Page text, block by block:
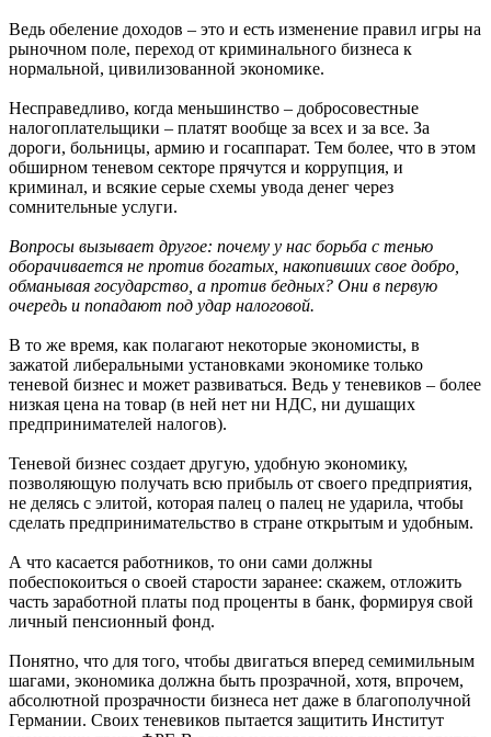
Ведь обеление доходов – это и есть изменение правил игры на
рыночном поле, переход от криминального бизнеса к
нормальной, цивилизованной экономике.
Несправедливо, когда меньшинство – добросовестные
налогоплательщики – платят вообще за всех и за все. За
дороги, больницы, армию и госаппарат. Тем более, что в этом
обширном теневом секторе прячутся и коррупция, и
криминал, и всякие серые схемы увода денег через
сомнительные услуги.
Вопросы вызывает другое: почему у нас борьба с тенью
оборачивается не против богатых, накопивших свое добро,
обманывая государство, а против бедных? Они в первую
очередь и попадают под удар налоговой.
В то же время, как полагают некоторые экономисты, в
зажатой либеральными установками экономике только
теневой бизнес и может развиваться. Ведь у теневиков – более
низкая цена на товар (в ней нет ни НДС, ни душащих
предпринимателей налогов).
Теневой бизнес создает другую, удобную экономику,
позволяющую получать всю прибыль от своего предприятия,
не делясь с элитой, которая палец о палец не ударила, чтобы
сделать предпринимательство в стране открытым и удобным.
А что касается работников, то они сами должны
побеспокоиться о своей старости заранее: скажем, отложить
часть заработной платы под проценты в банк, формируя свой
личный пенсионный фонд.
Понятно, что для того, чтобы двигаться вперед семимильным
шагами, экономика должна быть прозрачной, хотя, впрочем,
абсолютной прозрачности бизнеса нет даже в благополучной
Германии. Своих теневиков пытается защитить Институт